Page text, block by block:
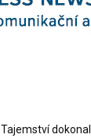
Tajemství